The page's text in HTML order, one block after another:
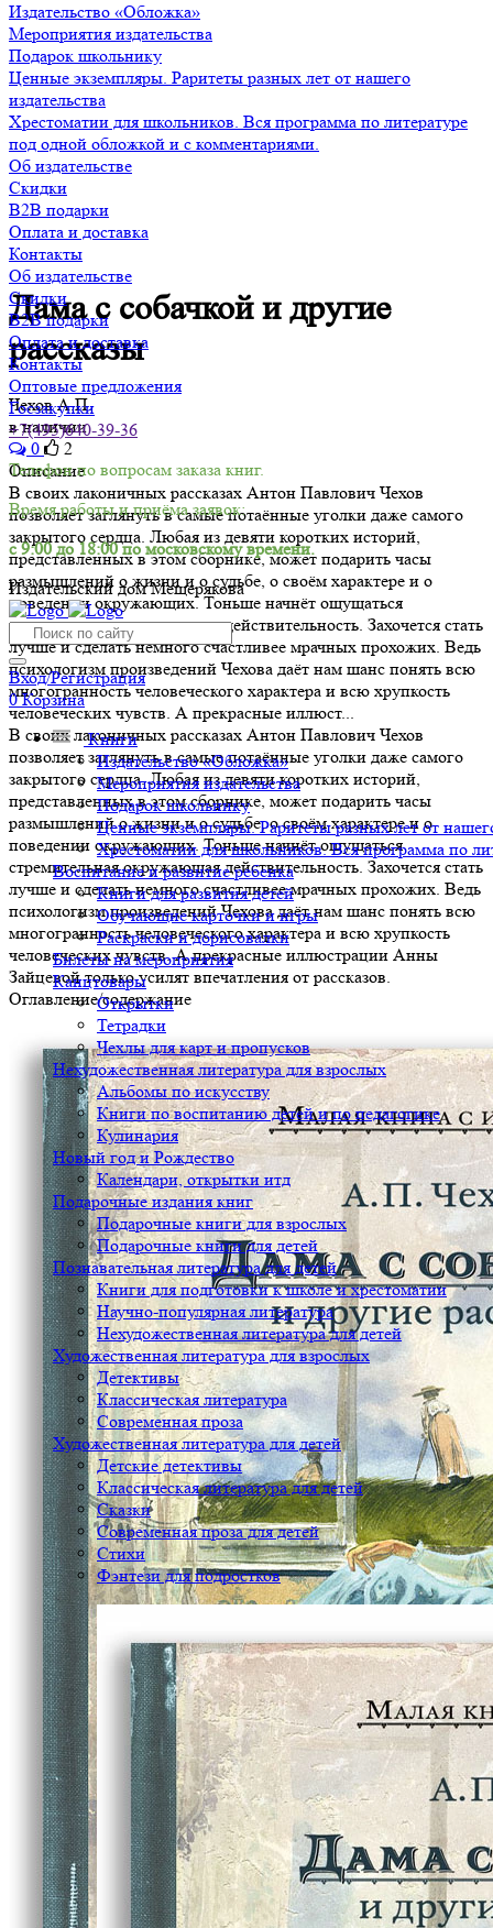
Издательство «Обложка»
Мероприятия издательства
Подарок школьнику
Ценные экземпляры. Раритеты разных лет от нашего
издательства
Хрестоматии для школьников. Вся программа по литературе
под одной обложкой и с комментариями.
Об издательстве
Скидки
B2B подарки
Оплата и доставка
Контакты
Об издательстве
Скидки
B2B подарки
Оплата и доставка
Контакты
Оптовые предложения
Госзакупки
+7(495)640-39-36
Телефон по вопросам заказа книг.
Время работы и приёма заявок:
с 9:00 до 18:00 по московскому времени.
Издательский дом Мещерякова
Вход/Регистрация
0 Корзина
Книги
Издательство «Обложка»
Мероприятия издательства
Подарок школьнику
Ценные экземпляры. Раритеты разных лет от
Хрестоматии для школьников. Вся программа по
Воспитание и развитие ребенка
Книги для развития детей
Обучающие карточки и игры
Раскраски и дорисовалки
Билеты на мероприятия
Канцтовары
Открытки
Тетрадки
Чехлы для карт и пропусков
Нехудожественная литература для взрослых
Альбомы по искусству
Книги по воспитанию детей и по педагогике
Кулинария
Новый год и Рождество
Календари, открытки итд
Подарочные издания книг
Подарочные книги для взрослых
Подарочные книги для детей
Познавательная литература для детей
Книги для подготовки к школе и хрестоматии
Научно-популярная литература
Нехудожественная литература для детей
Художественная литература для взрослых
Детективы
Классическая литература
Современная проза
Художественная литература для детей
Детские детективы
Классическая литература для детей
Сказки
Современная проза для детей
Стихи
Фэнтези для подростков
Дама с собачкой и другие
рассказы
Чехов А.П.
в наличии
0
2
Описание
В своих лаконичных рассказах Антон Павлович Чехов
позволяет заглянуть в самые потаённые уголки даже самого
закрытого сердца. Любая из девяти коротких историй,
представленных в этом сборнике, может подарить часы
размышлений о жизни и о судьбе, о своём характере и о
поведении окружающих. Тоньше начнёт ощущаться
стремительная окружающая действительность. Захочется стать
лучше и сделать немного счастливее мрачных прохожих. Ведь
психологизм произведений Чехова даёт нам шанс понять всю
многогранность человеческого характера и всю хрупкость
человеческих чувств. А прекрасные иллюст...
В своих лаконичных рассказах Антон Павлович Чехов
позволяет заглянуть в самые потаённые уголки даже самого
закрытого сердца. Любая из девяти коротких историй,
представленных в этом сборнике, может подарить часы
размышлений о жизни и о судьбе, о своём характере и о
поведении окружающих. Тоньше начнёт ощущаться
стремительная окружающая действительность. Захочется стать
лучше и сделать немного счастливее мрачных прохожих. Ведь
психологизм произведений Чехова даёт нам шанс понять всю
многогранность человеческого характера и всю хрупкость
человеческих чувств. А прекрасные иллюстрации Анны
Зайцевой только усилят впечатления от рассказов.
Оглавление/содержание